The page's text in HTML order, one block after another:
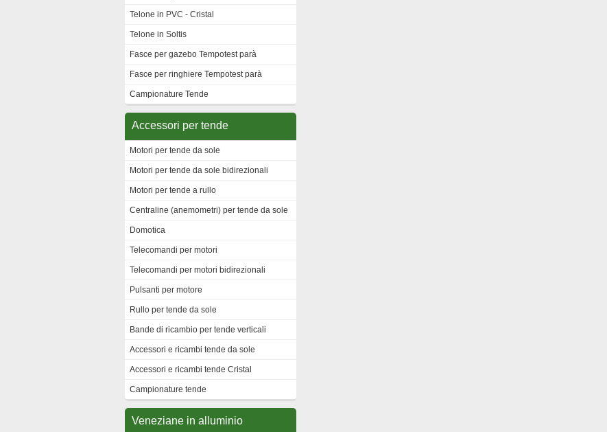
Telone in PVC - Cristal
Telone in Soltis
Fasce per gazebo Tempotest parà
Fasce per ringhiere Tempotest parà
Campionature Tende
Accessori per tende
Motori per tende da sole
Motori per tende da sole bidirezionali
Motori per tende a rullo
Centraline (anemometri) per tende da sole
Domotica
Telecomandi per motori
Telecomandi per motori bidirezionali
Pulsanti per motore
Rullo per tende da sole
Bande di ricambio per tende verticali
Accessori e ricambi tende da sole
Accessori e ricambi tende Cristal
Campionature tende
Veneziane in alluminio